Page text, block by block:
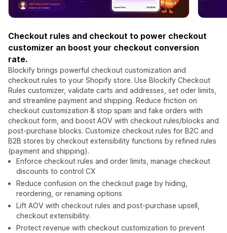
Checkout rules and checkout to power checkout
customizer an boost your checkout conversion
rate.
Blockify brings powerful checkout customization and
checkout rules to your Shopify store. Use Blockify Checkout
Rules customizer, validate carts and addresses, set oder limits,
and streamline payment and shipping. Reduce friction on
checkout customization & stop spam and fake orders with
checkout form, and boost AOV with checkout rules/blocks and
post‑purchase blocks. Customize checkout rules for B2C and
B2B stores by checkout extensibility functions by refined rules
(payment and shipping).
Enforce checkout rules and order limits, manage checkout
discounts to control CX
Reduce confusion on the checkout page by hiding,
reordering, or renaming options
Lift AOV with checkout rules and post‑purchase upsell,
checkout extensibility.
Protect revenue with checkout customization to prevent